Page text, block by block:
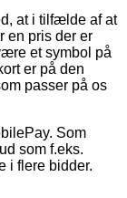
at i tilfælde af at
en pris der er
et symbol på
er på den
passer på os
Som
som f.eks.
i flere bidder.